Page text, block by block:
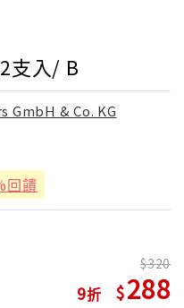
支入/ B
GmbH & Co. KG
回饋
9
320
288